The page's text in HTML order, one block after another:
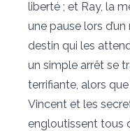
liberté ; et Ray, la
une pause lors
destin qui les
un simple arrêt se
terrifiante, alors
Vincent et les
engloutissent tous